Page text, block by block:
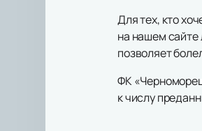
Для тех, кто
на нашем
позволяет
ФК
к числу